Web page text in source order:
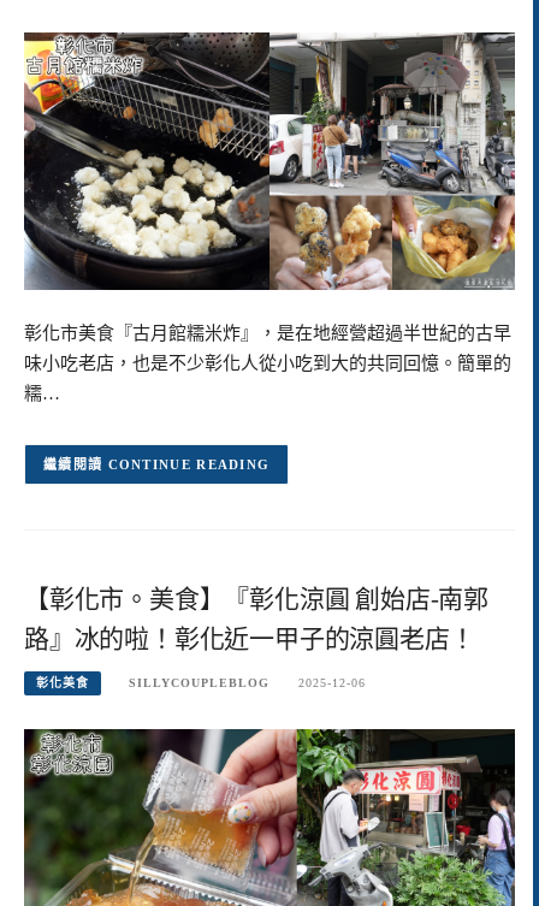
彰化市美食『古月館糯米炸』，是在地經營超過半世紀的古早
味小吃老店，也是不少彰化人從小吃到大的共同回憶。簡單的
糯…
CONTINUE READING
【彰化市。美食】『彰化涼圓 創始店-南郭
路』冰的啦！彰化近一甲子的涼圓老店！
彰化美食 SILLYCOUPLEBLOG 2025-12-06